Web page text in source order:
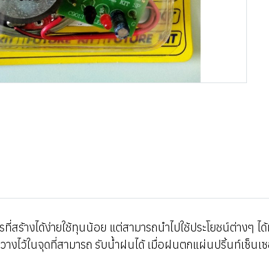
สร้างได้ง่ายใช้ทุนน้อย แต่สามารถนำไปใช้ประโยชน์ต่างๆ
างไว้ในจุดที่สามารถ รับน้ำฝนได้ เมื่อฝนตกแผ่นปริ้นท์เซ็น